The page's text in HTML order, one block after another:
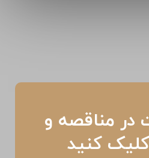
در مناقصه و
کنید